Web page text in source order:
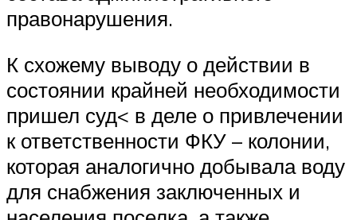
правонарушения.
К схожему выводу о действии в
состоянии крайней необходимости
пришел суд< в деле о привлечении
к ответственности ФКУ – колонии,
которая аналогично добывала воду
для снабжения заключенных и